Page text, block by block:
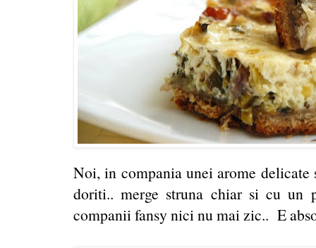
Noi, in compania unei arome delicate
doriti.. merge struna chiar si cu un
companii fansy nici nu mai zic.. E